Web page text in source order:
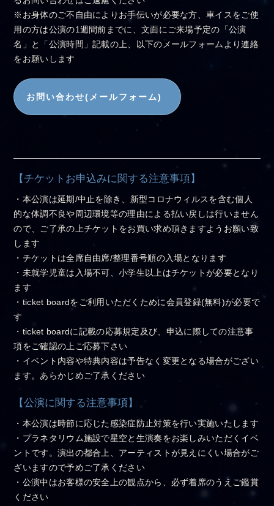
※お身体のご不自由によりお手伝いが必要な方、車イスをご使
用の方は公演の1週間前までに、文面にご来場予定の「公演
名」と「公演時間」記載の上、以下のメールフォームより連絡
をお願いします
お問い合わせ(メールフォーム)
【チケットお申込みに関する注意事項】
・本公演は延期/中止を除き、新型コロナウィルスを含む個人
的な体調不良や周辺環境等の理由による払い戻しは行いません
ので、ご了承の上チケットをお買い求め頂きますようお願い致
します
・チケットは全席自由席/整理番号順の入場となります
・未就学児童は入場不可、小学生以上はチケットが必要となり
ます
・ticket boardをご利用いただくために会員登録(無料)が必要で
す
・ticket boardに記載の応募規定及び、申込に際しての注意事
項をご確認の上ご応募下さい
・イベント内容や特典内容は予告なく変更となる場合がござい
ます。あらかじめご了承ください
【公演に関する注意事項】
・本公演は時節に応じた感染症防止対策を行い実施いたします
・プラネタリウム施設で星空と生演奏をお楽しみいただくイベ
ントです。演出の都合上、アーティストが見えにくい場合がご
ざいますので予めご了承ください
・公演中はお客様の安全上の観点から、必ず着席のうえご鑑賞
ください